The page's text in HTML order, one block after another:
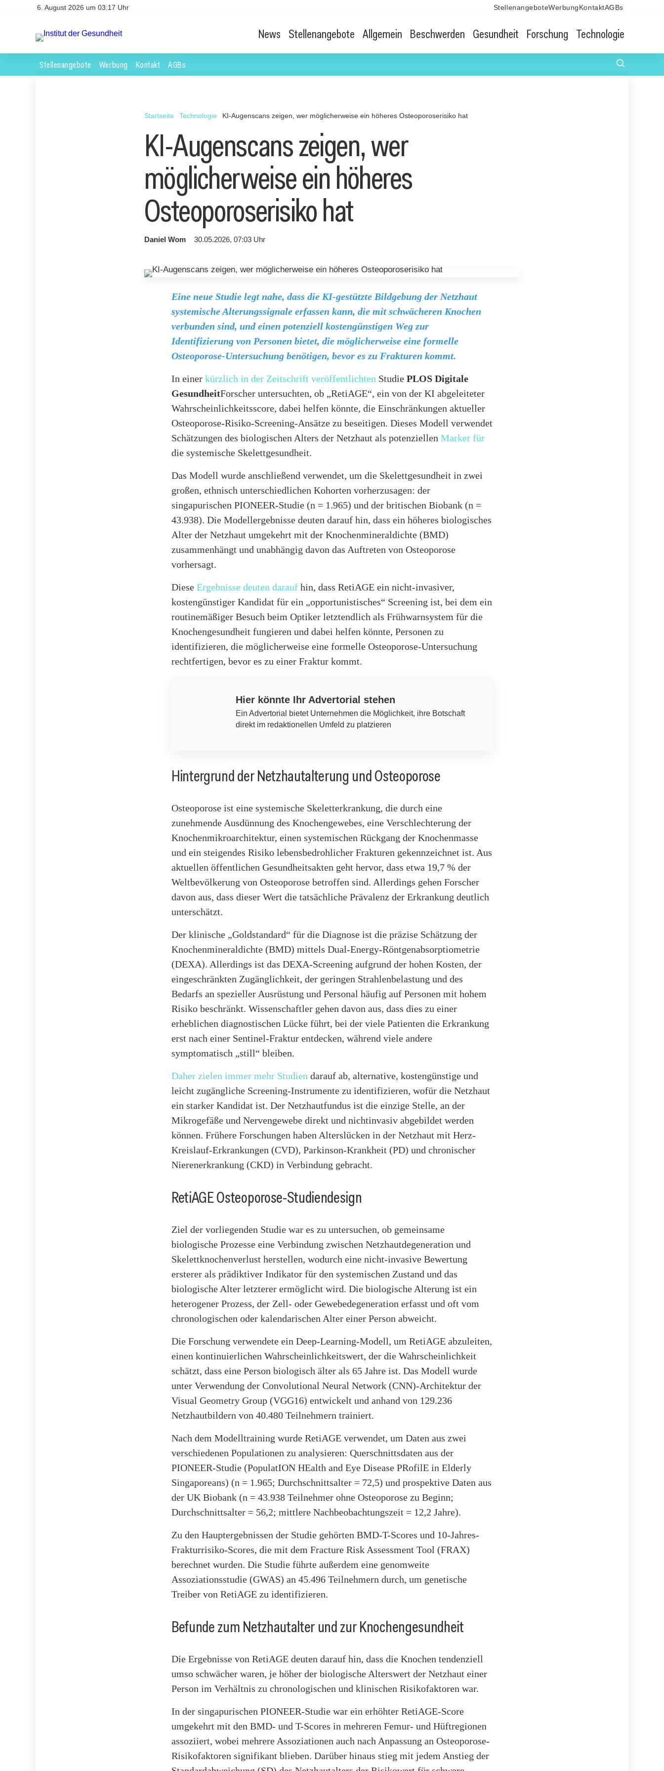
6. August 2026 um 03:17 Uhr StellenangeboteWerbung KontaktAGBs
News Stellenangebote Allgemein Beschwerden Gesundheit Forschung Technologie
Stellenangebote Werbung Kontakt AGBs
Startseite Technologie KI-Augenscans zeigen, wer möglicherweise ein höheres Osteoporoserisiko hat
KI-Augenscans zeigen, wer
möglicherweise ein höheres
Osteoporoserisiko hat
Daniel Wom 30.05.2026, 07:03 Uhr
Eine neue Studie legt nahe, dass die KI-gestützte Bildgebung der Netzhaut
systemische Alterungssignale erfassen kann, die mit schwächeren Knochen
verbunden sind, und einen potenziell kostengünstigen Weg zur
Identifizierung von Personen bietet, die möglicherweise eine formelle
Osteoporose-Untersuchung benötigen, bevor es zu Frakturen kommt.
In einer kürzlich in der Zeitschrift veröffentlichten Studie PLOS Digitale
GesundheitForscher untersuchten, ob „RetiAGE“, ein von der KI abgeleiteter
Wahrscheinlichkeitsscore, dabei helfen könnte, die Einschränkungen aktueller
Osteoporose-Risiko-Screening-Ansätze zu beseitigen. Dieses Modell verwendet
Schätzungen des biologischen Alters der Netzhaut als potenziellen Marker für
die systemische Skelettgesundheit.
Das Modell wurde anschließend verwendet, um die Skelettgesundheit in zwei
großen, ethnisch unterschiedlichen Kohorten vorherzusagen: der
singapurischen PIONEER-Studie (n = 1.965) und der britischen Biobank (n =
43.938). Die Modellergebnisse deuten darauf hin, dass ein höheres biologisches
Alter der Netzhaut umgekehrt mit der Knochenmineraldichte (BMD)
zusammenhängt und unabhängig davon das Auftreten von Osteoporose
vorhersagt.
Diese Ergebnisse deuten darauf hin, dass RetiAGE ein nicht-invasiver,
kostengünstiger Kandidat für ein „opportunistisches“ Screening ist, bei dem ein
routinemäßiger Besuch beim Optiker letztendlich als Frühwarnsystem für die
Knochengesundheit fungieren und dabei helfen könnte, Personen zu
identifizieren, die möglicherweise eine formelle Osteoporose-Untersuchung
rechtfertigen, bevor es zu einer Fraktur kommt.
Hier könnte Ihr Advertorial stehen
Ein Advertorial bietet Unternehmen die Möglichkeit, ihre Botschaft
direkt im redaktionellen Umfeld zu platzieren
Hintergrund der Netzhautalterung und Osteoporose
Osteoporose ist eine systemische Skeletterkrankung, die durch eine
zunehmende Ausdünnung des Knochengewebes, eine Verschlechterung der
Knochenmikroarchitektur, einen systemischen Rückgang der Knochenmasse
und ein steigendes Risiko lebensbedrohlicher Frakturen gekennzeichnet ist. Aus
aktuellen öffentlichen Gesundheitsakten geht hervor, dass etwa 19,7 % der
Weltbevölkerung von Osteoporose betroffen sind. Allerdings gehen Forscher
davon aus, dass dieser Wert die tatsächliche Prävalenz der Erkrankung deutlich
unterschätzt.
Der klinische „Goldstandard“ für die Diagnose ist die präzise Schätzung der
Knochenmineraldichte (BMD) mittels Dual-Energy-Röntgenabsorptiometrie
(DEXA). Allerdings ist das DEXA-Screening aufgrund der hohen Kosten, der
eingeschränkten Zugänglichkeit, der geringen Strahlenbelastung und des
Bedarfs an spezieller Ausrüstung und Personal häufig auf Personen mit hohem
Risiko beschränkt. Wissenschaftler gehen davon aus, dass dies zu einer
erheblichen diagnostischen Lücke führt, bei der viele Patienten die Erkrankung
erst nach einer Sentinel-Fraktur entdecken, während viele andere
symptomatisch „still“ bleiben.
Daher zielen immer mehr Studien darauf ab, alternative, kostengünstige und
leicht zugängliche Screening-Instrumente zu identifizieren, wofür die Netzhaut
ein starker Kandidat ist. Der Netzhautfundus ist die einzige Stelle, an der
Mikrogefäße und Nervengewebe direkt und nichtinvasiv abgebildet werden
können. Frühere Forschungen haben Alterslücken in der Netzhaut mit Herz-
Kreislauf-Erkrankungen (CVD), Parkinson-Krankheit (PD) und chronischer
Nierenerkrankung (CKD) in Verbindung gebracht.
RetiAGE Osteoporose-Studiendesign
Ziel der vorliegenden Studie war es zu untersuchen, ob gemeinsame
biologische Prozesse eine Verbindung zwischen Netzhautdegeneration und
Skelettknochenverlust herstellen, wodurch eine nicht-invasive Bewertung
ersterer als prädiktiver Indikator für den systemischen Zustand und das
biologische Alter letzterer ermöglicht wird. Die biologische Alterung ist ein
heterogener Prozess, der Zell- oder Gewebedegeneration erfasst und oft vom
chronologischen oder kalendarischen Alter einer Person abweicht.
Die Forschung verwendete ein Deep-Learning-Modell, um RetiAGE abzuleiten,
einen kontinuierlichen Wahrscheinlichkeitswert, der die Wahrscheinlichkeit
schätzt, dass eine Person biologisch älter als 65 Jahre ist. Das Modell wurde
unter Verwendung der Convolutional Neural Network (CNN)-Architektur der
Visual Geometry Group (VGG16) entwickelt und anhand von 129.236
Netzhautbildern von 40.480 Teilnehmern trainiert.
Nach dem Modelltraining wurde RetiAGE verwendet, um Daten aus zwei
verschiedenen Populationen zu analysieren: Querschnittsdaten aus der
PIONEER-Studie (PopulatION HEalth and Eye Disease PRofilE in Elderly
Singaporeans) (n = 1.965; Durchschnittsalter = 72,5) und prospektive Daten aus
der UK Biobank (n = 43.938 Teilnehmer ohne Osteoporose zu Beginn;
Durchschnittsalter = 56,2; mittlere Nachbeobachtungszeit = 12,2 Jahre).
Zu den Hauptergebnissen der Studie gehörten BMD-T-Scores und 10-Jahres-
Frakturrisiko-Scores, die mit dem Fracture Risk Assessment Tool (FRAX)
berechnet wurden. Die Studie führte außerdem eine genomweite
Assoziationsstudie (GWAS) an 45.496 Teilnehmern durch, um genetische
Treiber von RetiAGE zu identifizieren.
Befunde zum Netzhautalter und zur Knochengesundheit
Die Ergebnisse von RetiAGE deuten darauf hin, dass die Knochen tendenziell
umso schwächer waren, je höher der biologische Alterswert der Netzhaut einer
Person im Verhältnis zu chronologischen und klinischen Risikofaktoren war.
In der singapurischen PIONEER-Studie war ein erhöhter RetiAGE-Score
umgekehrt mit den BMD- und T-Scores in mehreren Femur- und Hüftregionen
assoziiert, wobei mehrere Assoziationen auch nach Anpassung an Osteoporose-
Risikofaktoren signifikant blieben. Darüber hinaus stieg mit jedem Anstieg der